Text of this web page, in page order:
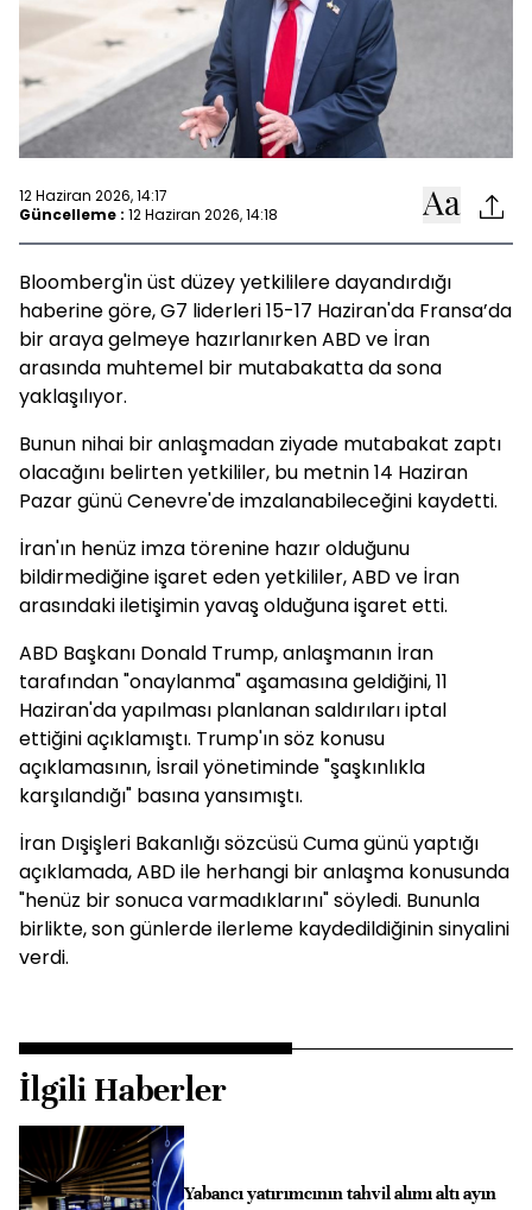
12 Haziran 2026, 14:17
Güncelleme : 12 Haziran 2026, 14:18
Bloomberg'in üst düzey yetkililere dayandırdığı
haberine göre, G7 liderleri 15-17 Haziran'da Fransa’da
bir araya gelmeye hazırlanırken ABD ve İran
arasında muhtemel bir mutabakatta da sona
yaklaşılıyor.
Bunun nihai bir anlaşmadan ziyade mutabakat zaptı
olacağını belirten yetkililer, bu metnin 14 Haziran
Pazar günü Cenevre'de imzalanabileceğini kaydetti.
İran'ın henüz imza törenine hazır olduğunu
bildirmediğine işaret eden yetkililer, ABD ve İran
arasındaki iletişimin yavaş olduğuna işaret etti.
ABD Başkanı Donald Trump, anlaşmanın İran
tarafından "onaylanma" aşamasına geldiğini, 11
Haziran'da yapılması planlanan saldırıları iptal
ettiğini açıklamıştı. Trump'ın söz konusu
açıklamasının, İsrail yönetiminde "şaşkınlıkla
karşılandığı" basına yansımıştı.
İran Dışişleri Bakanlığı sözcüsü Cuma günü yaptığı
açıklamada, ABD ile herhangi bir anlaşma konusunda
"henüz bir sonuca varmadıklarını" söyledi. Bununla
birlikte, son günlerde ilerleme kaydedildiğinin sinyalini
verdi.
İlgili Haberler
Yabancı yatırımcının tahvil alımı altı ayın